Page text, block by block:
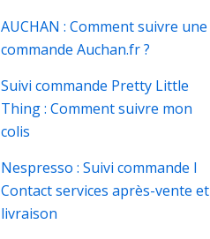
AUCHAN : Comment suivre une
commande Auchan.fr ?
Suivi commande Pretty Little
Thing : Comment suivre mon
colis
Nespresso : Suivi commande I
Contact services après-vente et
livraison